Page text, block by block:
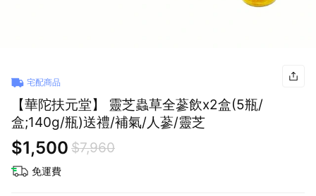
宅配商品
【華陀扶元堂】 靈芝蟲草全蔘飲x2盒(5瓶/
盒;140g/瓶)送禮/補氣/人蔘/靈芝
$1,500 $7,960
免運費